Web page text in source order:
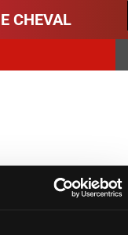
CHEVAL